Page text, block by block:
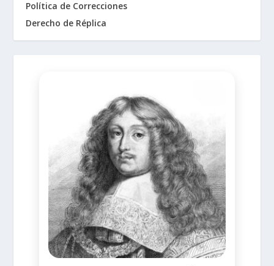
Política de Correcciones
Derecho de Réplica